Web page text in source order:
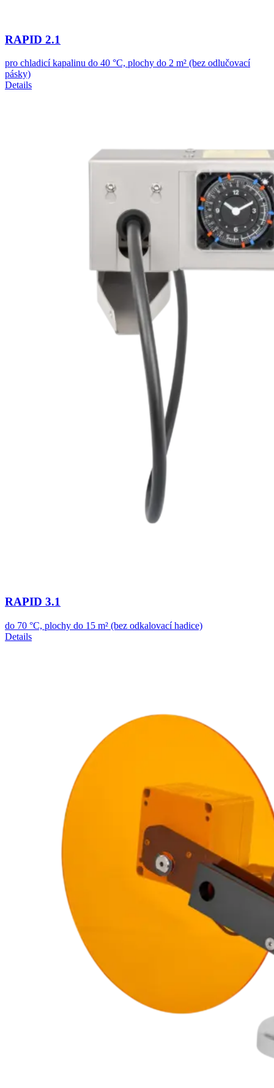
RAPID 2.1
pro chladicí kapalinu do 40 °C, plochy do 2 m² (bez odlučovací
pásky)
Details
RAPID 3.1
do 70 °C, plochy do 15 m² (bez odkalovací hadice)
Details